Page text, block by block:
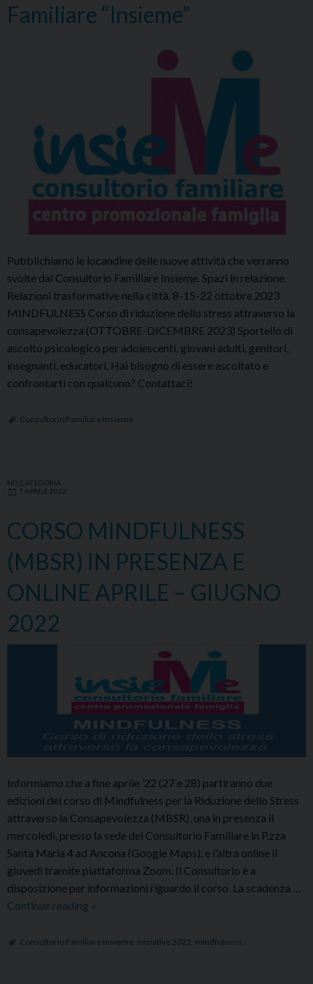
Familiare “Insieme”
Pubblichiamo le locandine delle nuove attività che verranno
svolte dal Consultorio Familiare Insieme. Spazi in relazione.
Relazioni trasformative nella città. 8-15-22 ottobre 2023
MINDFULNESS Corso di riduzione dello stress attraverso la
consapevolezza (OTTOBRE-DICEMBRE 2023) Sportello di
ascolto psicologico per adolescenti, giovani adulti, genitori,
insegnanti, educatori. Hai bisogno di essere ascoltato e
confrontarti con qualcuno? Contattaci!
Consultorio Familiare Insieme
NO_CATEGORIA
7 APRILE 2022
CORSO MINDFULNESS
(MBSR) IN PRESENZA E
ONLINE APRILE – GIUGNO
2022
Informiamo che a fine aprile ’22 (27 e 28) partiranno due
edizioni del corso di Mindfulness per la Riduzione dello Stress
attraverso la Consapevolezza (MBSR), una in presenza il
mercoledì, presso la sede del Consultorio Familiare in P.zza
Santa Maria 4 ad Ancona (Google Maps), e l’altra online il
giovedì tramite piattaforma Zoom. Il Consultorio è a
disposizione per informazioni riguardo il corso. La scadenza …
Continue reading CORSO
(MBSR)
»
Consultorio Familiare Insieme iniziative 2022 mindfulness